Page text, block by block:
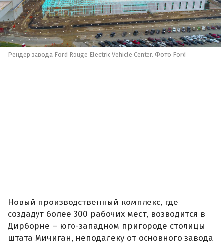
Рендер завода Ford Rouge Electric Vehicle Center. Фото Ford
Новый производственный комплекс, где
создадут более 300 рабочих мест, возводится в
Дирборне – юго-западном пригороде столицы
штата Мичиган, неподалеку от основного завода